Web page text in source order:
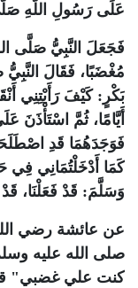
عَلَى رَسُولِ اللَّهِ
فَجَعَلَ النَّبِيُّ صَلَّى
مُغْضَبًا، فَقَالَ
بَكْرٍ: كَيْفَ رَأَيْتِنِي
أَيَّامًا، ثُمَّ اسْتَأْذَنَ
فَوَجَدَهُمَا قَدِ
كَمَا أَدْخَلْتُمَانِي فِي
وَسَلَّمَ: قَدْ فَعَلْنَا،
عن عائشة رضي
صلى الله عليه
كنت علي غضبي"